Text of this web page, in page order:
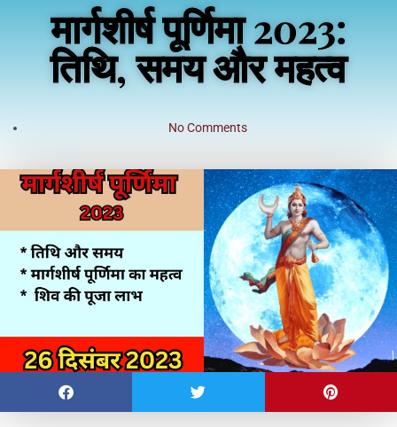
मार्गशीर्ष पूर्णिमा 2023:
तिथि, समय और महत्व
No Comments